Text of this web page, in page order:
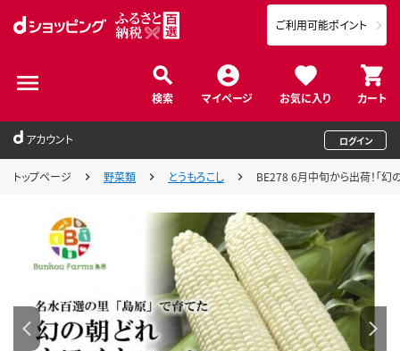
検索 マイページ お気に入り カート
ご利用可能ポイント
アカウント ログイン
トップページ 野菜類 とうもろこし BE278 6月中旬から出荷！「